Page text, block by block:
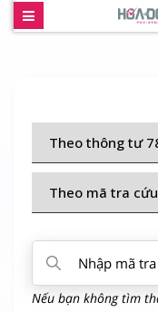
Nếu bạn không tìm